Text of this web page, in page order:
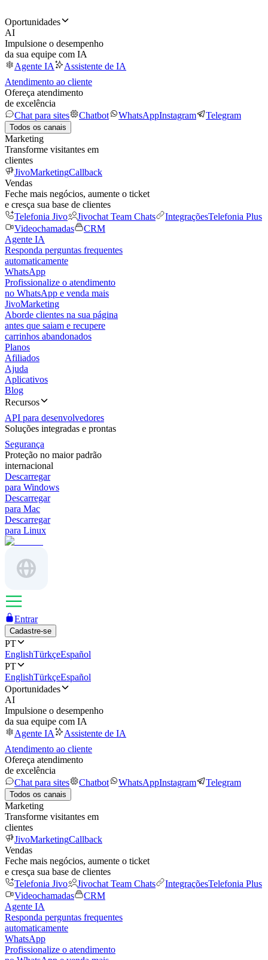
Oportunidades
AI
Impulsione o desempenho
da sua equipe com IA
Agente IA
Assistente de IA
Atendimento ao cliente
Ofereça atendimento
de excelência
Chat para sites
Chatbot WhatsAppInstagram Telegram
Todos os canais
Marketing
Transforme visitantes em
clientes
JivoMarketingCallback
Vendas
Feche mais negócios, aumente o ticket
e cresça sua base de clientes
Telefonia Jivo
Jivochat Team Chats IntegraçõesTelefonia Plus
Videochamadas
CRM
Agente IA
Responda perguntas frequentes
automaticamente
WhatsApp
Profissionalize o atendimento
no WhatsApp e venda mais
JivoMarketing
Aborde clientes na sua página
antes que saiam e recupere
carrinhos abandonados
Planos
Afiliados
Ajuda
Aplicativos
Blog
Recursos
API para desenvolvedores
Soluções integradas e prontas
Segurança
Proteção no maior padrão
internacional
Descarregar
para Windows
Descarregar
para Mac
Descarregar
para Linux
Entrar
Cadastre-se
PT
EnglishTürkçeEspañol
PT
EnglishTürkçeEspañol
Oportunidades
AI
Impulsione o desempenho
da sua equipe com IA
Agente IA
Assistente de IA
Atendimento ao cliente
Ofereça atendimento
de excelência
Chat para sites
Chatbot WhatsAppInstagram Telegram
Todos os canais
Marketing
Transforme visitantes em
clientes
JivoMarketingCallback
Vendas
Feche mais negócios, aumente o ticket
e cresça sua base de clientes
Telefonia Jivo
Jivochat Team Chats IntegraçõesTelefonia Plus
Videochamadas
CRM
Agente IA
Responda perguntas frequentes
automaticamente
WhatsApp
Profissionalize o atendimento